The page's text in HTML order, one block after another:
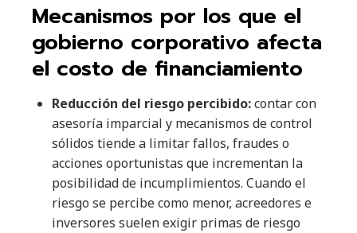
Mecanismos por los que el
gobierno corporativo afecta
el costo de financiamiento
Reducción del riesgo percibido:contar con
asesoría imparcial y mecanismos de control
sólidos tiende a limitar fallos, fraudes o
acciones oportunistas que incrementan la
posibilidad de incumplimientos. Cuando el
riesgo se percibe como menor, acreedores e
inversores suelen exigir primas de riesgo